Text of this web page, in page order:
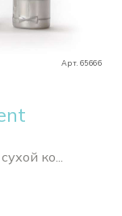
Арт. 65666
ко...